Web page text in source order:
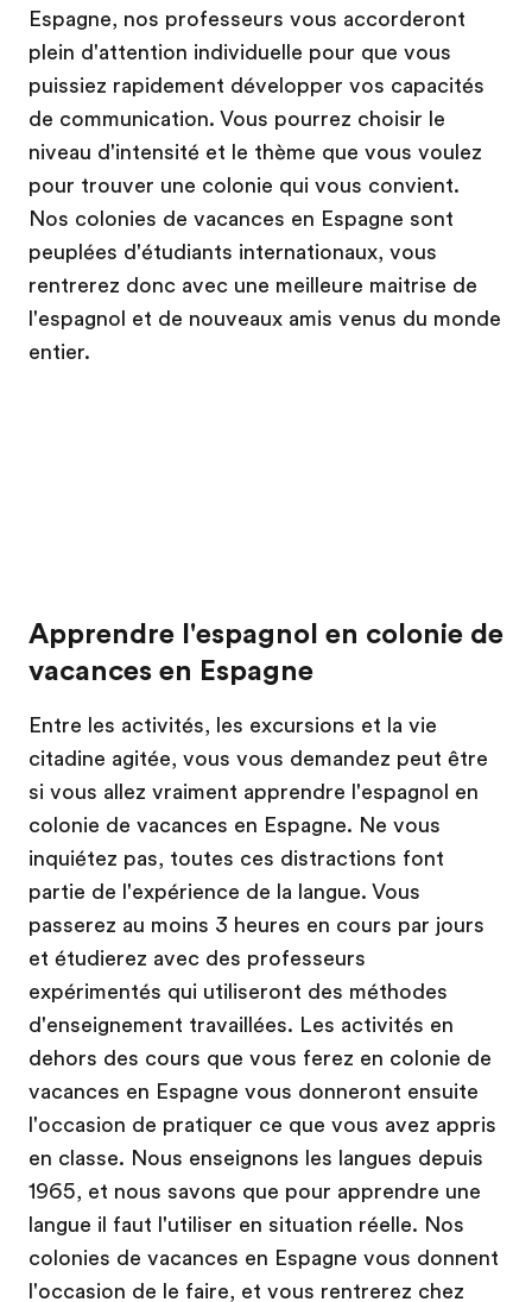
Espagne, nos professeurs vous accorderont
plein d'attention individuelle pour que vous
puissiez rapidement développer vos capacités
de communication. Vous pourrez choisir le
niveau d'intensité et le thème que vous voulez
pour trouver une colonie qui vous convient.
Nos colonies de vacances en Espagne sont
peuplées d'étudiants internationaux, vous
rentrerez donc avec une meilleure maitrise de
l'espagnol et de nouveaux amis venus du monde
entier.
Apprendre l'espagnol en colonie de
vacances en Espagne
Entre les activités, les excursions et la vie
citadine agitée, vous vous demandez peut être
si vous allez vraiment apprendre l'espagnol en
colonie de vacances en Espagne. Ne vous
inquiétez pas, toutes ces distractions font
partie de l'expérience de la langue. Vous
passerez au moins 3 heures en cours par jours
et étudierez avec des professeurs
expérimentés qui utiliseront des méthodes
d'enseignement travaillées. Les activités en
dehors des cours que vous ferez en colonie de
vacances en Espagne vous donneront ensuite
l'occasion de pratiquer ce que vous avez appris
en classe. Nous enseignons les langues depuis
1965, et nous savons que pour apprendre une
langue il faut l'utiliser en situation réelle. Nos
colonies de vacances en Espagne vous donnent
l'occasion de le faire, et vous rentrerez chez